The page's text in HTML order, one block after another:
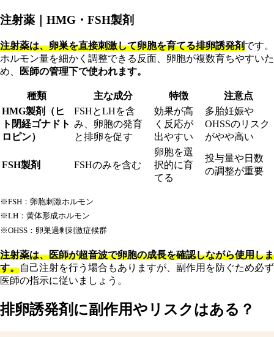
注射薬｜HMG・FSH製剤
注射薬は、卵巣を直接刺激して卵胞を育てる排卵誘発剤です。
ホルモン量を細かく調整できる反面、卵胞が複数育ちやすいた
め、
医師の管理下で使われます。
種類 主な成分 特徴
注意点
HMG製剤（ヒ
ト閉経ゴナドト
ロピン）
FSHとLHを含
み、卵胞の発育
と排卵を促す
効果が高
く反応が
出やすい
多胎妊娠や
OHSSのリスク
がやや高い
FSH製剤 FSHのみを含む
卵胞を選
択的に育
てる
投与量や日数
の調整が重要
※FSH：卵胞刺激ホルモン
※LH：黄体形成ホルモン
※OHSS：卵巣過剰刺激症候群
注射薬は、医師が超音波で卵胞の成長を確認しながら使用しま
す。自己注射を行う場合もありますが、副作用を防ぐため必ず
医師の指示に従いましょう。
排卵誘発剤に副作用やリスクはある？